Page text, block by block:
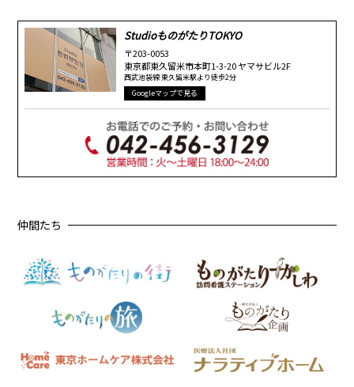
StudioものがたりTOKYO
〒203-0053
東京都東久留米市本町1-3-20 ヤマサビル2F
西武池袋線 東久留米駅より徒歩2分
Googleマップで見る
仲間たち